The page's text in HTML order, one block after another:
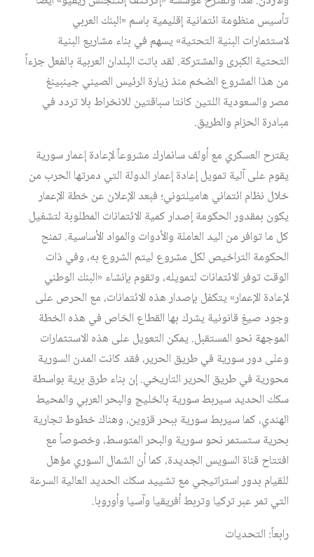
تأسيس منظومة ائتمانية إقليمية باسم «البنك العربي
لاستثمارات البنية التحتية» يسهم في بناء مشاريع البنية
التحتية الكبرى والمشتركة. لقد باتت البلدان العربية بالفعل جزءاً
من هذا المشروع الضخم منذ زيارة الرئيس الصيني جينبينغ
مصر والسعودية اللتين كانتا سباقتين للانخراط بلا تردد في
مبادرة الحزام والطريق.
يقترح العسكري مع أولف سانمارك مشروعاً لإعادة إعمار سورية
يقوم على آلية تمويل إعادة إعمار الدولة التي دمرتها الحرب من
خلال نظام ائتماني هاميلتوني؛ فبعد الإعلان عن خطة الإعمار
يكون بمقدور الحكومة إصدار كمية الائتمانات المطلوبة لتشغيل
كل ما توافر من اليد العاملة والأدوات والمواد الأساسية. تمنح
الحكومة التراخيص لكل مشروع ليتم الشروع به، وفي ذات
الوقت توفر الائتمانات لتمويله، وتقوم بإنشاء «البنك الوطني
لإعادة الإعمار» يتكفل بإصدار هذه الائتمانات، مع الحرص على
وجود صيغ قانونية يشرك بها القطاع الخاص في هذه الخطة
الموجهة نحو المستقبل. يمكن التعويل على هذه الاستثمارات
وعلى دور سورية في طريق الحرير، فقد كانت المدن السورية
محورية في طريق الحرير التاريخي. إن بناء طرق برية بواسطة
سكك الحديد سيربط سورية بالخليج والبحر العربي والمحيط
الهندي، كما سيربط سورية ببحر قزوين، وهناك خطوط تجارية
بحرية ستستمر نحو سورية والبحر المتوسط، وخصوصاً مع
افتتاح قناة السويس الجديدة، كما أن الشمال السوري مؤهل
للقيام بدور استراتيجي مع تشييد سكك الحديد العالية السرعة
التي تمر عبر تركيا وتربط أفريقيا وآسيا وأوروبا.
رابعاً: التحديات